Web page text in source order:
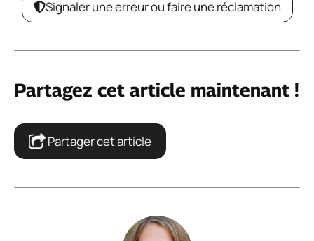
Signaler une erreur ou faire une réclamation
Partagez cet article maintenant !
Partager cet article